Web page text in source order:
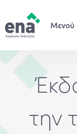
την